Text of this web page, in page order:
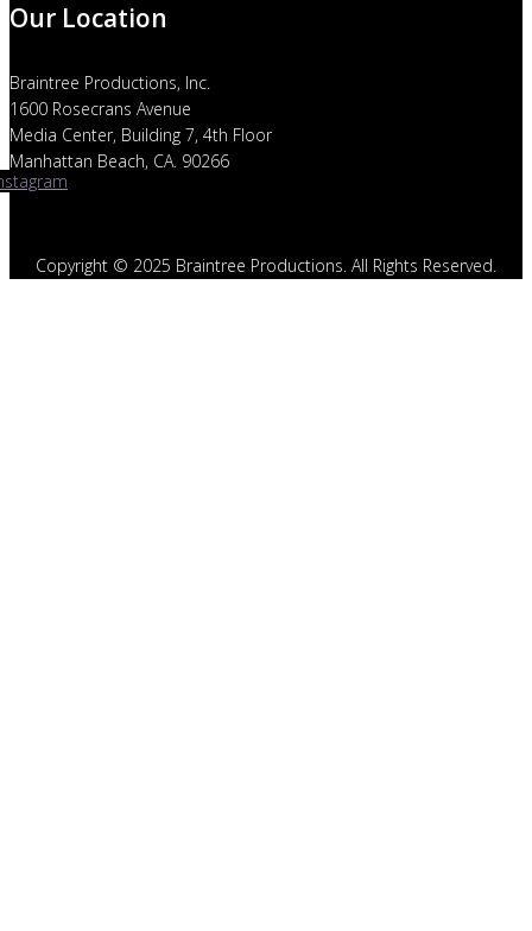
Our Location
Braintree Productions, Inc.
1600 Rosecrans Avenue
Media Center, Building 7, 4th Floor
Manhattan Beach, CA. 90266
Copyright © 2025 Braintree Productions. All Rights Reserved.